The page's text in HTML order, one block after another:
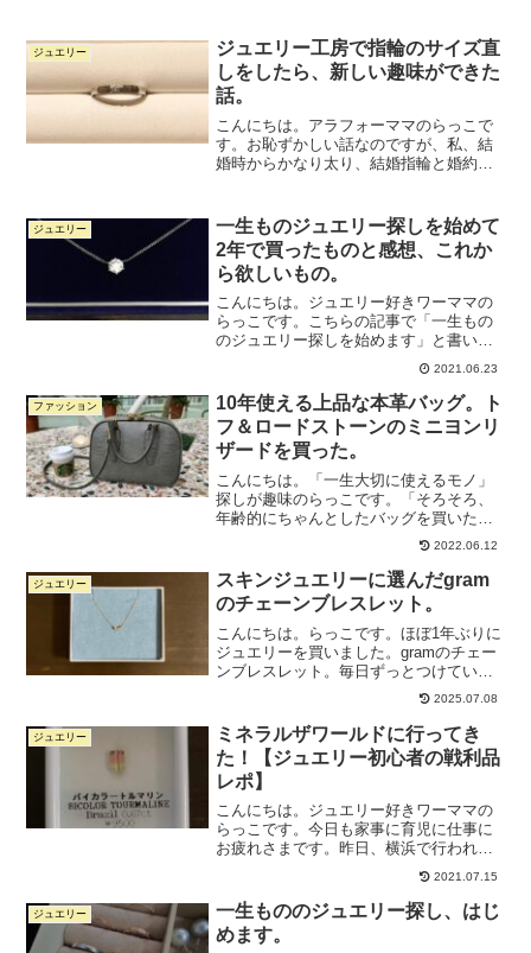
房のジュエリーで、センスがよくコスパ
高いジュエリーを探すのに...
ジュエリー
ジュエリー工房で指輪のサイズ直
しをしたら、新しい趣味ができた
話。
こんにちは。アラフォーママのらっこで
す。お恥ずかしい話なのですが、私、結
婚時からかなり太り、結婚指輪と婚約指
イズ直しに出したいと思ってはいたもの
の、指輪を買ったお店が...
ジュエリー
一生ものジュエリー探しを始めて
2年で買ったものと感想、これか
ら欲しいもの。
こんにちは。ジュエリー好きワーママの
らっこです。こちらの記事で「一生もの
のジュエリー探しを始めます」と書いて
から2年が経ちました。ありがたいことに
人気のある記事でして、皆さん一生もの
のジュエリーを探しているのかな？と感
じている次第です。そこ...
2021.06.23
ファッション
10年使える上品な本革バッグ。ト
フ＆ロードストーンのミニヨンリ
ザードを買った。
こんにちは。「一生大切に使えるモノ」
探しが趣味のらっこです。「そろそろ、
年齢的にちゃんとしたバッグを買いた
い」「皆が持っているような有名ブラン
ド物じゃなくて、知る人ぞ知る的なブラ
ンドのちゃんとしたバッグがほしい」そ
んなこだわり派の方におすす...
2022.06.12
ジュエリー
スキンジュエリーに選んだgram
のチェーンブレスレット。
こんにちは。らっこです。ほぼ1年ぶりに
ジュエリーを買いました。gramのチェー
ンブレスレット。毎日ずっとつけていら
れるスキンジュエリー的なブレスレット
がほしくなりまして。シンプルだけど個
性のあるチェーンブレスレットがあった
なとgramを思い...
2025.07.08
ジュエリー
ミネラルザワールドに行ってき
た！【ジュエリー初心者の戦利品
レポ】
こんにちは。ジュエリー好きワーママの
らっこです。今日も家事に育児に仕事に
お疲れさまです。昨日、横浜で行われて
いたミネラルザワールドに行ってきまし
た！そこでずっと欲しかった天然石をふ
たつゲットしたので、振り返りがてら紹
介します。天然石が買える...
2021.07.15
ジュエリー
一生もののジュエリー探し、はじ
めます。